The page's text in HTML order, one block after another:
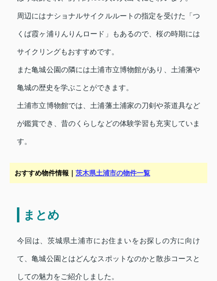
周辺にはナショナルサイクルルートの指定を受けた「つ
くば霞ヶ浦りんりんロード」もあるので、桜の時期には
サイクリングもおすすめです。
また亀城公園の隣には土浦市立博物館があり、土浦藩や
亀城の歴史を学ぶことができます。
土浦市立博物館では、土浦藩土浦家の刀剣や茶道具など
が鑑賞でき、昔のくらしなどの体験学習も充実していま
す。
おすすめ物件情報｜ 茨木県土浦市の物件一覧
まとめ
今回は、茨城県土浦市にお住まいをお探しの方に向け
て、亀城公園とはどんなスポットなのかと散歩コースと
しての魅力をご紹介しました。